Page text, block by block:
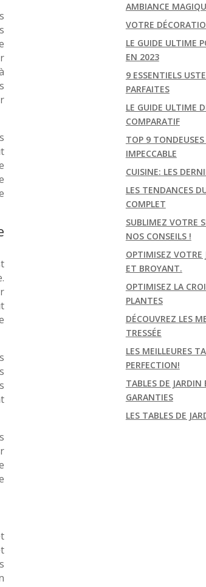
AMBIANCE
VOTRE
LE GUIDE ULTIME
EN 2023
9 ESSENTIELS
PARFAITES
LE GUIDE ULTIME
COMPARATIF
TOP 9
IMPECCABLE
CUISINE: LES
LES TENDANCES
COMPLET
SUBLIMEZ VOTRE
NOS CONSEILS !
OPTIMISEZ
ET BROYANT.
OPTIMISEZ LA
PLANTES
DÉCOUVREZ LES
TRESSÉE
LES MEILLEURES
PERFECTION!
TABLES DE
GARANTIES
LES TABLES DE